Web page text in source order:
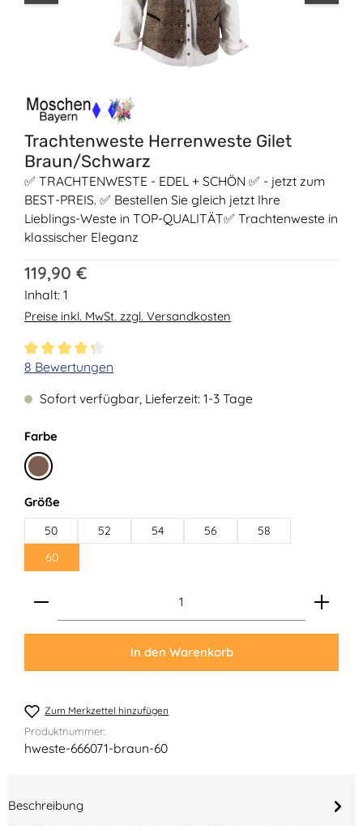
Trachtenweste Herrenweste Gilet
Braun/Schwarz
✅ TRACHTENWESTE - EDEL + SCHÖN ✅ - jetzt zum
BEST-PREIS. ✅ Bestellen Sie gleich jetzt Ihre
Lieblings-Weste in TOP-QUALITÄT✅ Trachtenweste in
klassischer Eleganz
Regulärer Preis:
119,90 €
Inhalt: 1
Preise inkl. MwSt. zzgl. Versandkosten
Durchschnittliche Bewertung von 4.13 von 5 Sternen
8 Bewertungen
Sofort verfügbar, Lieferzeit: 1-3 Tage
Farbeauswählen
Braun
Größeauswählen
50 52 54 56
58
60
Produkt Anzahl: Gib den gewünschten Wert ein
In den Warenkorb
Zum Merkzettel hinzufügen
Produktnummer:
hweste-666071-braun-60
Beschreibung